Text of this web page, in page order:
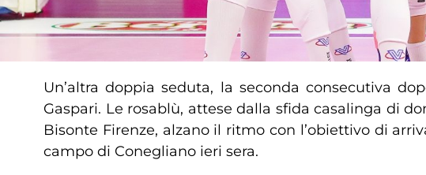
Un’altra doppia seduta, la seconda consecutiva
Gaspari. Le rosablù, attese dalla sfida casalinga di
Bisonte Firenze, alzano il ritmo con l’obiettivo di
campo di Conegliano ieri sera.